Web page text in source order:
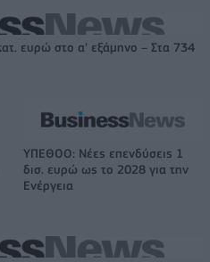
ευρώ στο α' εξάμηνο – Στα 734
ΥΠΕΘΟΟ: Νέες επενδύσεις 1
δισ. ευρώ ως το 2028 για την
Ενέργεια